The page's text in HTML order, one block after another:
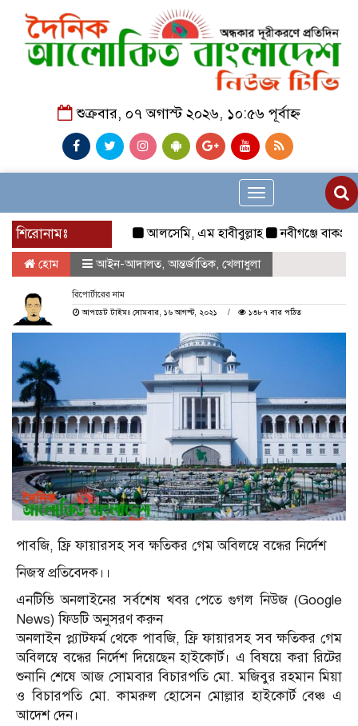
শুক্রবার, ০৭ অগাস্ট ২০২৬, ১০:৫৬ পূর্বাহ্ন
Toggle
navigation
শিরোনামঃ আলসেমি, এম হাবীবুল্লাহ নবীগঞ্জে
হোম আইন-আদালত, আন্তর্জাতিক, খেলাধুলা
রিপোর্টারের নাম
আপডেট টাইমঃ সোমবার, ১৬ আগস্ট, ২০২১
১৩৮৭ বার পঠিত
পাবজি, ফ্রি ফায়ারসহ সব ক্ষতিকর গেম অবিলম্বে বন্ধের নির্দেশ
নিজস্ব প্রতিবেদক।।
এনটিভি অনলাইনের সর্বশেষ খবর পেতে গুগল নিউজ (Google
News) ফিডটি অনুসরণ করুন
অনলাইন প্ল্যাটফর্ম থেকে পাবজি, ফ্রি ফায়ারসহ সব ক্ষতিকর গেম
অবিলম্বে বন্ধের নির্দেশ দিয়েছেন হাইকোর্ট। এ বিষয়ে করা রিটের
শুনানি শেষে আজ সোমবার বিচারপতি মো. মজিবুর রহমান মিয়া
ও বিচারপতি মো. কামরুল হোসেন মোল্লার হাইকোর্ট বেঞ্চ এ
আদেশ দেন।